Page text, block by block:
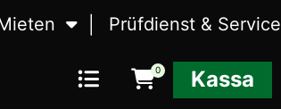
Prüfdienst & Service
Eichung
0 Kassa